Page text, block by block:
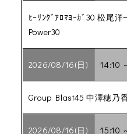
ﾋｰﾘﾝｸﾞｱﾛﾏﾖｰｶﾞ30 松尾
Power30
2026/08/16(日) 14:10
Group Blast45 中澤穂乃
2026/08/16(日) 15:10